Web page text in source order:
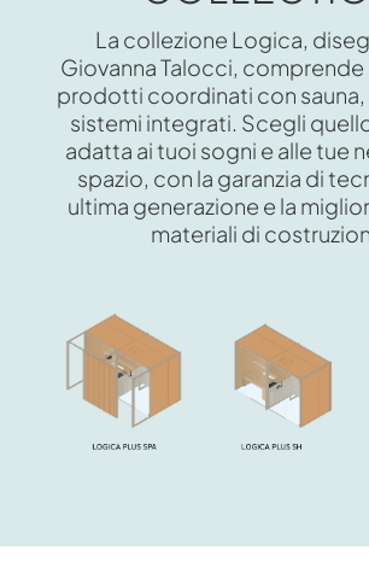
La collezione Logica,
Giovanna Talocci, comprende
prodotti coordinati con sauna,
sistemi integrati. Scegli
adatta ai tuoi sogni e alle tue
spazio, con la garanzia di
ultima generazione e la
materiali di